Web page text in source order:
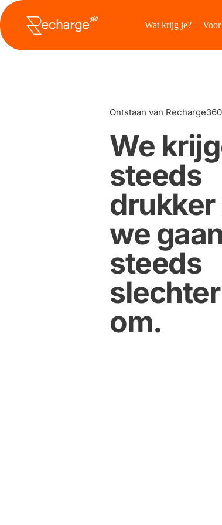
Overslaan
naar
inhoud
Wat krijg je?
Ontstaan van Recharge360
We
steeds
drukker
we
steeds
om.